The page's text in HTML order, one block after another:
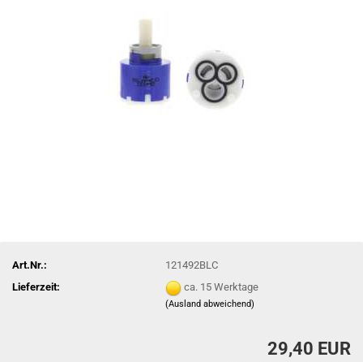
Art.Nr.:
121492BLC
Lieferzeit:
ca. 15 Werktage
(Ausland abweichend)
29,40 EUR